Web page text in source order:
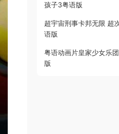
孩子3粤语版
超宇宙刑事卡邦无限 超
语版
粤语动画片皇家少女乐
版